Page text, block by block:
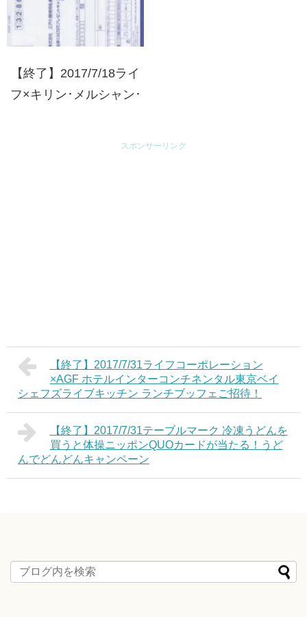
【終了】2017/7/18ライ
フ×キリン･メルシャン･
スポンサーリンク
【終了】2017/7/31ライフコーポレーション
×AGF ホテルインターコンチネンタル東京ベイ
シェフズライブキッチン ランチブッフェご招待！
【終了】2017/7/31テーブルマーク 冷凍うどんを
買うと体操ニッポンQUOカードが当たる！うど
んでどんどんキャンペーン